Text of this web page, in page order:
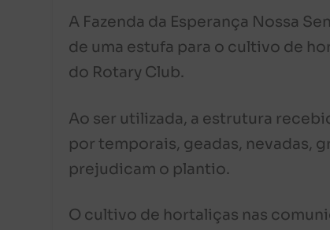
A Fazenda da Esperança Nossa
de uma estufa para o cultivo de
do Rotary Club.
Ao ser utilizada, a estrutura
por temporais, geadas, nevadas,
prejudicam o plantio.
O cultivo de hortaliças nas